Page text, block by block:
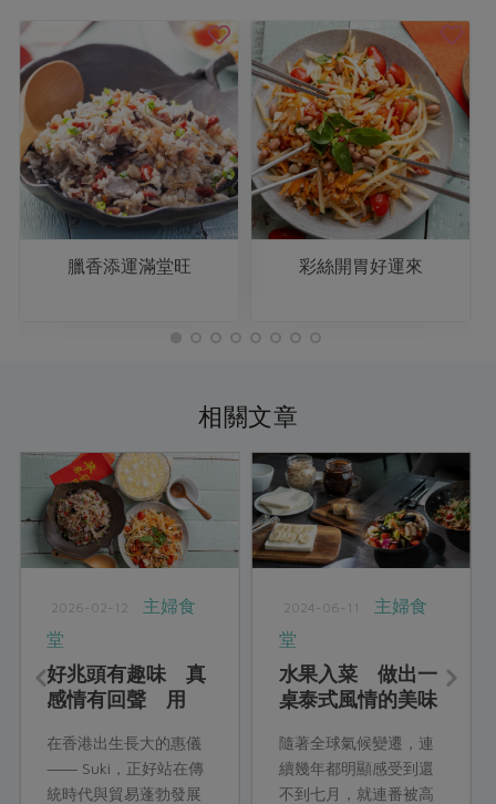
臘香添運滿堂旺 彩絲開胃好運來
相關文章
2026-02-12
主婦食
堂
好兆頭有趣味 真
感情有回聲 用
家、談節，也談一
桌人情的再相逢
在香港出生長大的惠儀
―― Suki，正好站在傳
統時代與貿易蓬勃發展
2024-06-11
主婦食
堂
水果入菜 做出一
桌泰式風情的美味
隨著全球氣候變遷，連
續幾年都明顯感受到還
不到七月，就連番被高